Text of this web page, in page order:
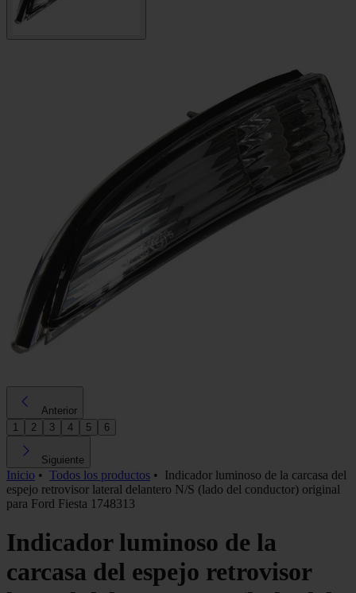
Anterior
1
2 3 4 5 6
Siguiente
Inicio • Todos los productos • Indicador luminoso de la carcasa del
espejo retrovisor lateral delantero N/S (lado del conductor) original
para Ford Fiesta 1748313
Indicador luminoso de la
carcasa del espejo retrovisor